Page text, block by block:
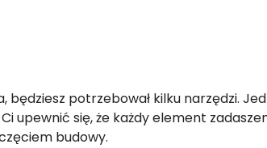
będziesz potrzebował kilku narzędzi.
upewnić się, że każdy element
budowy.